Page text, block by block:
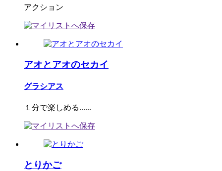
アクション
アオとアオのセカイ
グラシアス
１分で楽しめる......
とりかご